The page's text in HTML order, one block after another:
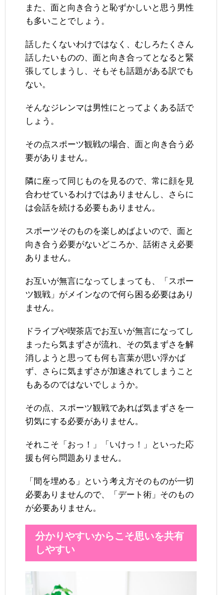
また、面と向き合うと恥ずかしいと思う男性
も多いことでしょう。
話したくないわけではなく、むしろたくさん
話したいものの、面と向き合ってとなると緊
張してしまうし、そもそも話題がある訳でも
ない。
そんなジレンマは男性にとってよくある話で
しょう。
その点スポーツ観戦の場合、面と向き合う必
要がありません。
隣に座って同じものを見るので、常に顔を見
合わせているわけではありませんし、さらに
は会話を続ける必要もありません。
スポーツそのものを楽しめばよいので、面と
向き合う必要がないどころか、話術さえ必要
ありません。
お互いが無言になってしまっても、「スポー
ツ観戦」がメインなので何ら困る必要はあり
ません。
ドライブや喫茶店でお互いが無言になってし
まったら気まずさが流れ、その気まずさを解
消しようと思っても何も言葉が思い浮かば
ず、さらに気まずさが加速されてしまうこと
もあるのではないでしょうか。
その点、スポーツ観戦であれば気まずさを一
切気にする必要がありません。
それこそ「おっ！」「いけっ！」といった応
援も何ら問題ありません。
「間を埋める」という考え方そのものが一切
必要ありませんので、「デート術」そのもの
が必要ありません。
分かりやすいからこそ思いを共有
しやすい